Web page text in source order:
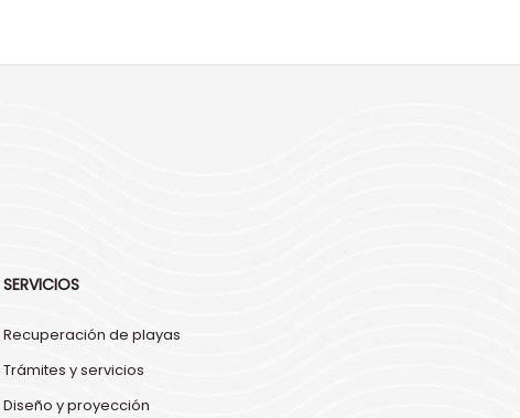
SERVICIOS
Recuperación de playas
Trámites y servicios
Diseño y proyección